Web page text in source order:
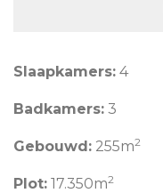
Slaapkamers: 4
Badkamers: 3
Gebouwd: 255m2
Plot: 17.350m2